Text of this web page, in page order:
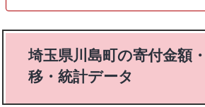
埼玉県川島町の寄付金額
移・統計データ